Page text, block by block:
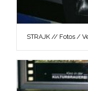
STRAJK // Fotos /